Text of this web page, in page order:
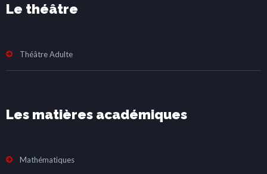
Le théâtre
Théâtre Adulte
Les matières académiques
Mathématiques